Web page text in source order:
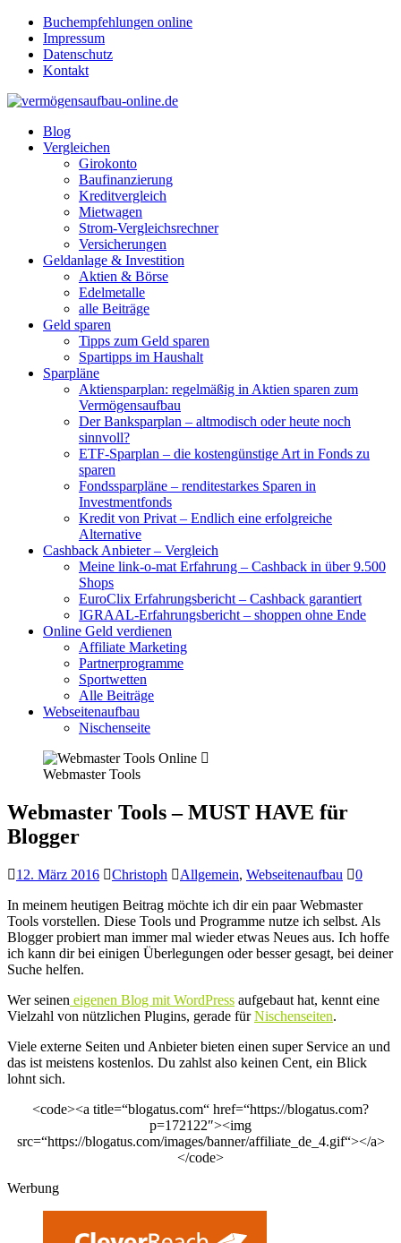
Buchempfehlungen online
Impressum
Datenschutz
Kontakt
Blog
Vergleichen
Girokonto
Baufinanzierung
Kreditvergleich
Mietwagen
Strom-Vergleichsrechner
Versicherungen
Geldanlage & Investition
Aktien & Börse
Edelmetalle
alle Beiträge
Geld sparen
Tipps zum Geld sparen
Spartipps im Haushalt
Sparpläne
Aktiensparplan: regelmäßig in Aktien sparen zum
Vermögensaufbau
Der Banksparplan – altmodisch oder heute noch
sinnvoll?
ETF-Sparplan – die kostengünstige Art in Fonds zu
sparen
Fondssparpläne – renditestarkes Sparen in
Investmentfonds
Kredit von Privat – Endlich eine erfolgreiche
Alternative
Cashback Anbieter – Vergleich
Meine link-o-mat Erfahrung – Cashback in über 9.500
Shops
EuroClix Erfahrungsbericht – Cashback garantiert
IGRAAL-Erfahrungsbericht – shoppen ohne Ende
Online Geld verdienen
Affiliate Marketing
Partnerprogramme
Sportwetten
Alle Beiträge
Webseitenaufbau
Nischenseite
Webmaster Tools
Webmaster Tools – MUST HAVE für
Blogger
12. März 2016 Christoph Allgemein, Webseitenaufbau
0
In meinem heutigen Beitrag möchte ich dir ein paar Webmaster
Tools vorstellen. Diese Tools und Programme nutze ich selbst. Als
Blogger probiert man immer mal wieder etwas Neues aus. Ich hoffe
ich kann dir bei einigen Überlegungen oder besser gesagt, bei deiner
Suche helfen.
Wer seinen eigenen Blog mit WordPress aufgebaut hat, kennt eine
Vielzahl von nützlichen Plugins, gerade fürNischenseiten.
Viele externe Seiten und Anbieter bieten einen super Service an und
das ist meistens kostenlos. Du zahlst also keinen Cent, ein Blick
lohnt sich.
<code><a title=“blogatus.com“ href=“https://blogatus.com?
p=172122″><img
src=“https://blogatus.com/images/banner/affiliate_de_4.gif“></a>
</code>
Werbung